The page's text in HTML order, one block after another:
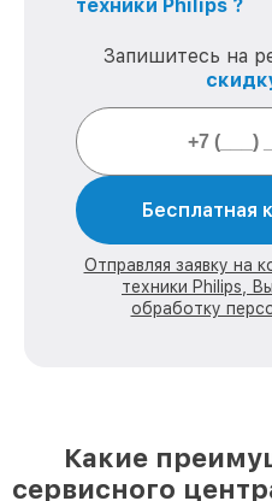
техники Philips ?
Запишитесь на
Бесплатная
Отправляя заявку на
техники Philips,
обработку
Какие
сервисного